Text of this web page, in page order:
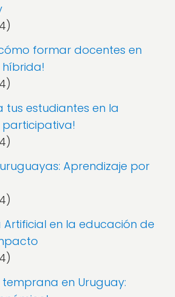
formar docentes en
tus estudiantes en la
Aprendizaje por
Artificial en la educación de
temprana en Uruguay: